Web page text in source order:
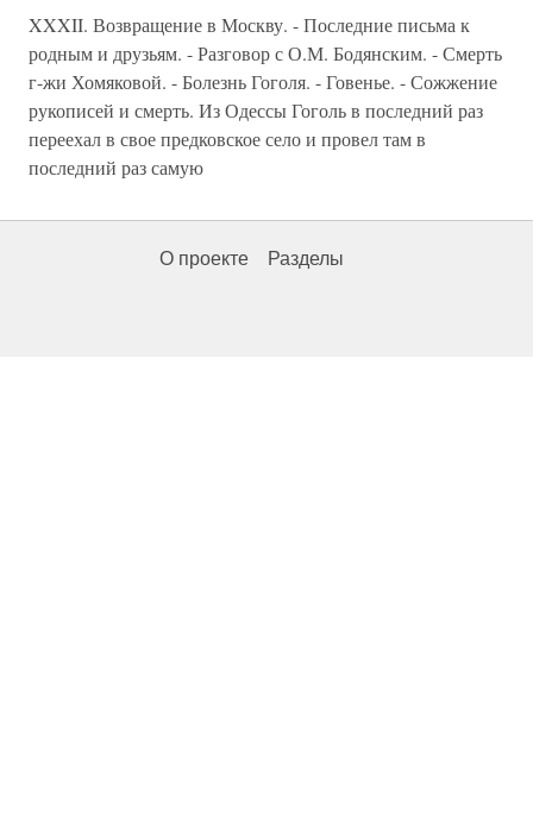
XXXII. Возвращение в Москву. - Последние письма к
родным и друзьям. - Разговор с О.М. Бодянским. - Смерть
г-жи Хомяковой. - Болезнь Гоголя. - Говенье. - Сожжение
рукописей и смерть. Из Одессы Гоголь в последний раз
переехал в свое предковское село и провел там в
последний раз самую
О проекте Разделы